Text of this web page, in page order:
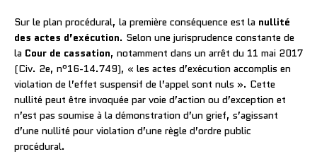
Sur le plan procédural, la première conséquence est la nullité
des actes d’exécution. Selon une jurisprudence constante de
la Cour de cassation, notamment dans un arrêt du 11 mai 2017
(Civ. 2e, n°16-14.749), « les actes d’exécution accomplis en
violation de l’effet suspensif de l’appel sont nuls ». Cette
nullité peut être invoquée par voie d’action ou d’exception et
n’est pas soumise à la démonstration d’un grief, s’agissant
d’une nullité pour violation d’une règle d’ordre public
procédural.